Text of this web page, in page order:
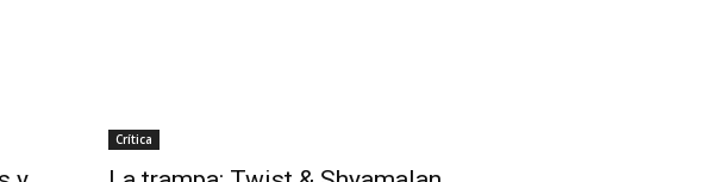
Crítica